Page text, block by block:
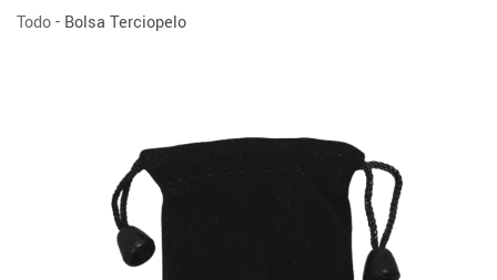
Todo- Bolsa Terciopelo